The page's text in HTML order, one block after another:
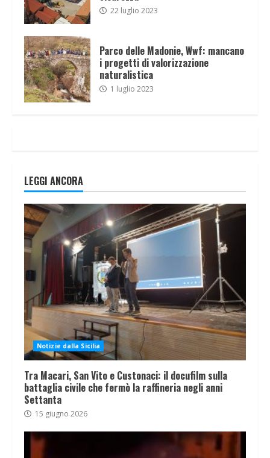
22 luglio 2023
Parco delle Madonie, Wwf: mancano
i progetti di valorizzazione
naturalistica
1 luglio 2023
LEGGI ANCORA
Notizie dalla Sicilia
Tra Macari, San Vito e Custonaci: il docufilm sulla
battaglia civile che fermò la raffineria negli anni
Settanta
15 giugno 2026